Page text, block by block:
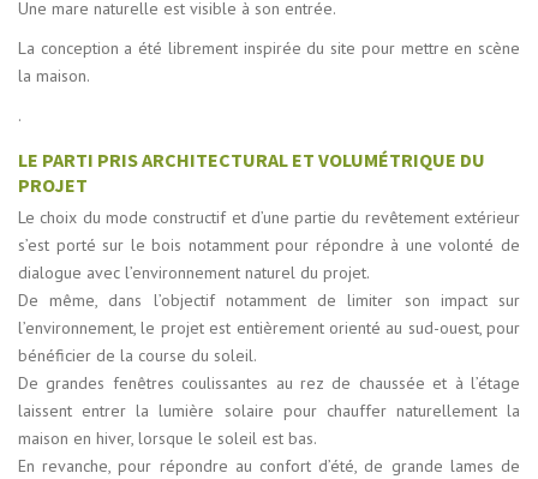
Une mare naturelle est visible à son entrée.
La conception a été librement inspirée du site pour mettre en scène
la maison.
.
LE PARTI PRIS ARCHITECTURAL ET VOLUMÉTRIQUE DU
PROJET
Le choix du mode constructif et d’une partie du revêtement extérieur
s’est porté sur le bois notamment pour répondre à une volonté de
dialogue avec l’environnement naturel du projet.
De même, dans l’objectif notamment de limiter son impact sur
l’environnement, le projet est entièrement orienté au sud-ouest, pour
bénéficier de la course du soleil.
De grandes fenêtres coulissantes au rez de chaussée et à l’étage
laissent entrer la lumière solaire pour chauffer naturellement la
maison en hiver, lorsque le soleil est bas.
En revanche, pour répondre au confort d’été, de grande lames de